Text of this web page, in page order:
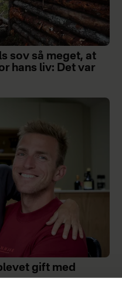
sov så meget, at
hans liv: Det var
gift med